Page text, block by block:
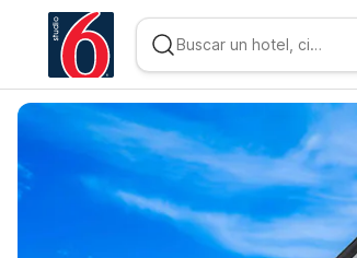
WIZARD MEMBER